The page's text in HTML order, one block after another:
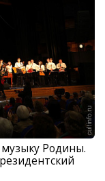
Родины.